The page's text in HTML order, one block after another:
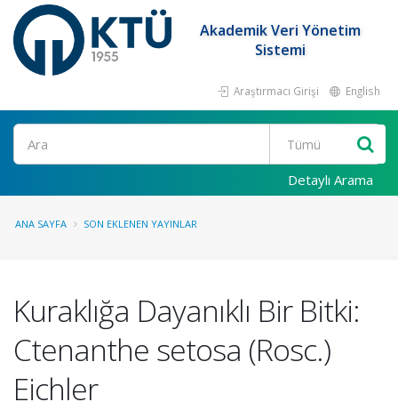
Akademik Veri Yönetim
Sistemi
Araştırmacı Girişi English
Ara
Detaylı Arama
ANA SAYFA SON EKLENEN YAYINLAR
Kuraklığa Dayanıklı Bir Bitki:
Ctenanthe setosa (Rosc.)
Eichler